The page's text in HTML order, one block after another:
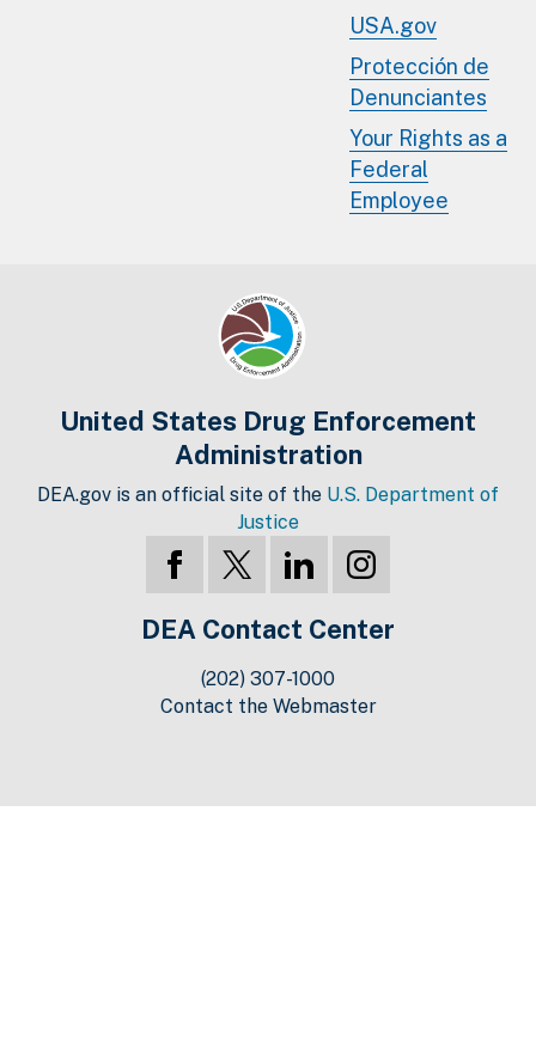
USA.gov
Protección de
Denunciantes
Your Rights as a
Federal
Employee
United States Drug Enforcement
Administration
DEA.gov is an official site of the U.S. Department of
Justice
DEA Contact Center
(202) 307-1000
Contact the Webmaster